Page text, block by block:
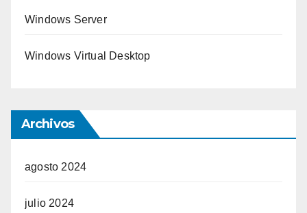
Windows Server
Windows Virtual Desktop
Archivos
agosto 2024
julio 2024